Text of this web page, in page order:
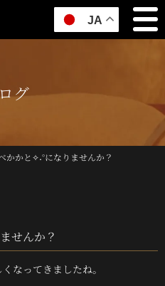
グ
かかと✧˖°になりませんか？
せんか？
なってきましたね。
JA